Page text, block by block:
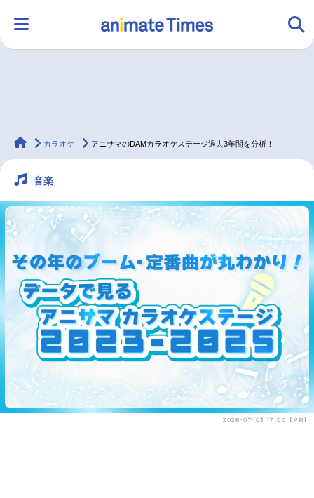
ラジオ みんなの声 グッズ 映画
無料マンガ
最新記事一覧
アニメ記事一覧 声優記事一覧
アニメ映画一覧 実写化映画一覧
今期アニメ曜日別一覧
夏アニメ
animateTimes
カラオケ アニサマのDAMカラオケステージ過去3年間を分析！
音楽
2026-07-03 17:00【PR】